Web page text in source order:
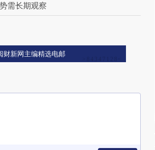
需长期观察
财新网主编精选电邮